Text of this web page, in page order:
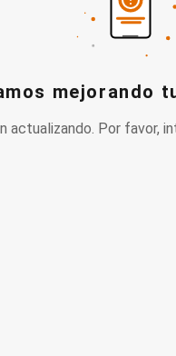
mejorando
actualizando. Por favor,